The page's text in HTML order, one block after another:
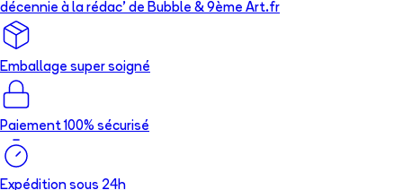
décennie à la rédac’ de Bubble & 9ème Art.fr
Emballage super soigné
Paiement 100% sécurisé
Expédition sous 24h